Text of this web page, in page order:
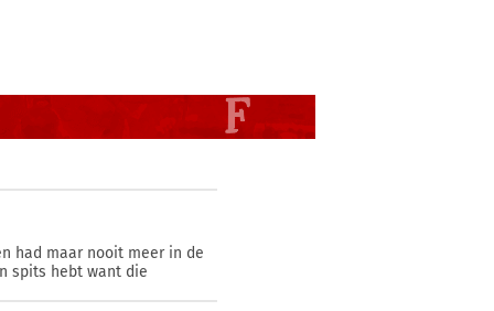
had maar nooit meer in de
spits hebt want die